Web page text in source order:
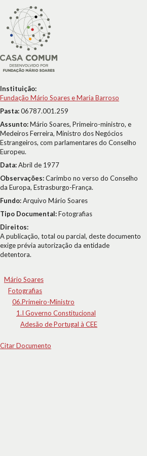
Instituição:
Fundação Mário Soares e Maria Barroso
Pasta:06787.001.259
Assunto:Mário Soares, Primeiro-ministro, e
Medeiros Ferreira, Ministro dos Negócios
Estrangeiros, com parlamentares do Conselho
Europeu.
Data:Abril de 1977
Observações:Carimbo no verso do Conselho
da Europa, Estrasburgo-França.
Fundo:Arquivo Mário Soares
Tipo Documental:Fotografias
Direitos:
A publicação, total ou parcial, deste documento
exige prévia autorização da entidade
detentora.
Mário Soares
Fotografias
06.Primeiro-Ministro
1.I Governo Constitucional
Adesão de Portugal à CEE
Citar Documento